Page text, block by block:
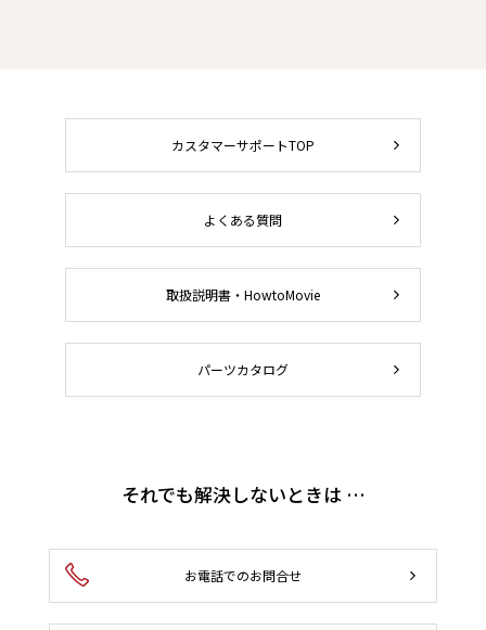
カスタマーサポートTOP
よくある質問
取扱説明書・HowtoMovie
パーツカタログ
それでも解決しないときは …
お電話でのお問合せ